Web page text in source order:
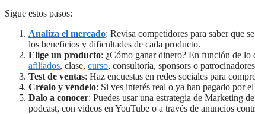
Sigue estos pasos:
Analiza el mercado: Revisa competidores para saber que
los beneficios y dificultades de cada producto.
Elige un producto: ¿Cómo ganar dinero? En función de lo
afiliados, clase, curso, consultoría, sponsors o
Test de ventas: Haz encuestas en redes sociales para
Créalo y véndelo: Si ves interés real o ya han pagado por
Dalo a conocer: Puedes usar una estrategia de Marketing
podcast, con vídeos en YouTube o a través de anuncios